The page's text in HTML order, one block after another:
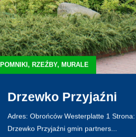
POMNIKI, RZEŹBY, MURALE
Drzewko Przyjaźni
Adres: Obrońców Westerplatte 1
Drzewko Przyjaźni gmin partners...